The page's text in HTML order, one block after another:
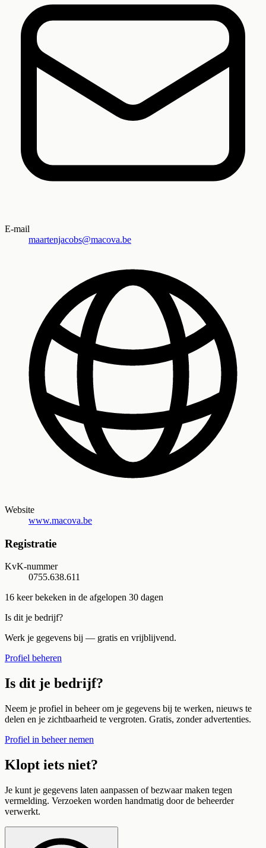
E-mail
maartenjacobs@macova.be
Website
www.macova.be
Registratie
KvK-nummer
0755.638.611
16 keer bekeken in de afgelopen 30 dagen
Is dit je bedrijf?
Werk je gegevens bij — gratis en vrijblijvend.
Profiel beheren
Is dit je bedrijf?
Neem je profiel in beheer om je gegevens bij te werken, nieuws te
delen en je zichtbaarheid te vergroten. Gratis, zonder advertenties.
Profiel in beheer nemen
Klopt iets niet?
Je kunt je gegevens laten aanpassen of bezwaar maken tegen
vermelding. Verzoeken worden handmatig door de beheerder
verwerkt.